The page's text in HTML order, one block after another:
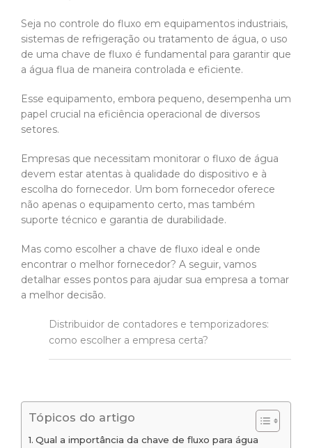
Seja no controle do fluxo em equipamentos industriais,
sistemas de refrigeração ou tratamento de água, o uso
de uma chave de fluxo é fundamental para garantir que
a água flua de maneira controlada e eficiente.
Esse equipamento, embora pequeno, desempenha um
papel crucial na eficiência operacional de diversos
setores.
Empresas que necessitam monitorar o fluxo de água
devem estar atentas à qualidade do dispositivo e à
escolha do fornecedor. Um bom fornecedor oferece
não apenas o equipamento certo, mas também
suporte técnico e garantia de durabilidade.
Mas como escolher a chave de fluxo ideal e onde
encontrar o melhor fornecedor? A seguir, vamos
detalhar esses pontos para ajudar sua empresa a tomar
a melhor decisão.
Distribuidor de contadores e temporizadores:
como escolher a empresa certa?
Tópicos do artigo
Qual a importância da chave de fluxo para água